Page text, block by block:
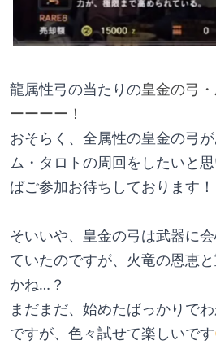
龍属性弓の当たりの皇金の弓
ーーーー！
おそらく、全属性の皇金の弓
ム・タロトの周回をしたいと
ばご参加お待ちしております！
そいいや、皇金の弓は武器に
ていたのですが、火竜の恩恵
かね…？
まだまだ、始めたばっかりで
ですが、色々試せて楽しいで